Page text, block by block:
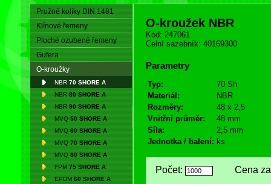
Pružné kolíky DIN 1481
Klínové řemeny
Ploché ozubené řemeny
Gufera
O-kroužky
NBR 70 SHORE A
NBR 80 SHORE A
NBR 90 SHORE A
MVQ 50 SHORE A
MVQ 60 SHORE A
MVQ 70 SHORE A
MVQ 80 SHORE A
FPM 75 SHORE A
EPDM 60 SHORE A
O-kroužek NBR
Kód: 247061
Celní sazebník: 40169300
Parametry
Typ:
70 Sh
Materiál:
NBR
Rozměry:
48 x 2,5
Vnitřní průměr:
48 mm
Síla:
2,5 mm
Jednotka / balení: ks
Počet: Cena za